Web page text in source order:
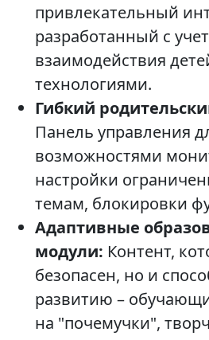
привлекательный
разработанный с
взаимодействия
технологиями.
Гибкий
Панель управления
возможностями
настройки
темам, блокировки
Адаптивные
модули: Контент,
безопасен, но и
развитию –
на "почемучки",